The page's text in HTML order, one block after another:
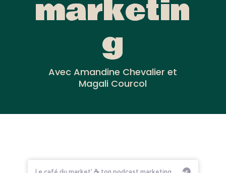
marketin
g
Avec Amandine Chevalier et
Magali Courcol